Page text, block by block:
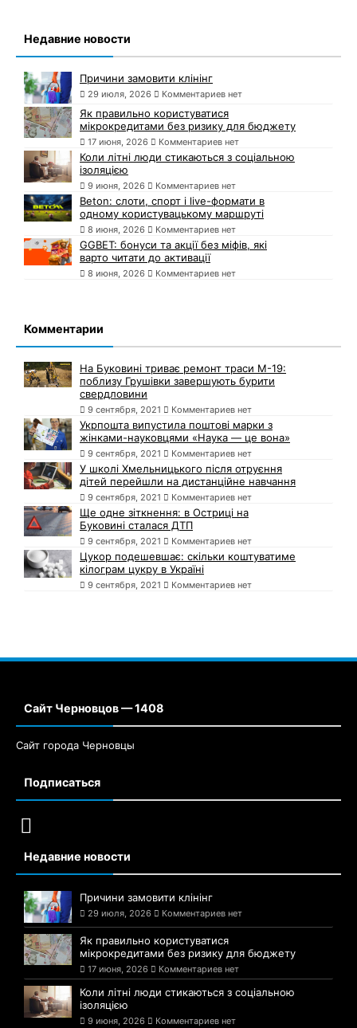
Недавние новости
Причини замовити клінінг
29 июля, 2026 Комментариев нет
Як правильно користуватися
мікрокредитами без ризику для бюджету
17 июня, 2026 Комментариев нет
Коли літні люди стикаються з соціальною
ізоляцією
9 июня, 2026 Комментариев нет
Beton: слоти, спорт і live-формати в
одному користувацькому маршруті
8 июня, 2026 Комментариев нет
GGBET: бонуси та акції без міфів, які
варто читати до активації
8 июня, 2026 Комментариев нет
Комментарии
На Буковині триває ремонт траси М-19:
поблизу Грушівки завершують бурити
свердловини
9 сентября, 2021 Комментариев нет
Укрпошта випустила поштові марки з
жінками-науковцями «Наука — це вона»
9 сентября, 2021 Комментариев нет
У школі Хмельницького після отруєння
дітей перейшли на дистанційне навчання
9 сентября, 2021 Комментариев нет
Ще одне зіткнення: в Остриці на
Буковині сталася ДТП
9 сентября, 2021 Комментариев нет
Цукор подешевшає: скільки коштуватиме
кілограм цукру в Україні
9 сентября, 2021 Комментариев нет
Сайт Черновцов — 1408
Сайт города Черновцы
Подписаться
Недавние новости
Причини замовити клінінг
29 июля, 2026 Комментариев нет
Як правильно користуватися
мікрокредитами без ризику для бюджету
17 июня, 2026 Комментариев нет
Коли літні люди стикаються з соціальною
ізоляцією
9 июня, 2026 Комментариев нет